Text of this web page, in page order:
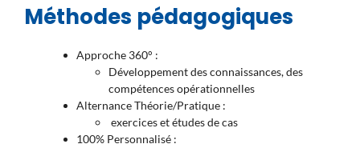
Méthodes pédagogiques
Approche 360° :
Développement des connaissances, des
compétences opérationnelles
Alternance Théorie/Pratique :
exercices et études de cas
100% Personnalisé :